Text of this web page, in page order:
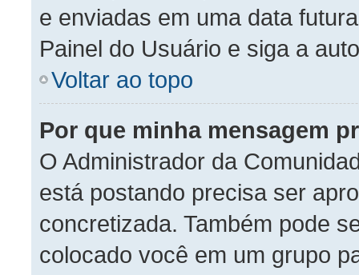
e enviadas em uma data
Painel do Usuário e siga a
Voltar ao topo
Por que minha mensagem
O Administrador da
está postando precisa ser
concretizada. Também pode
colocado você em um grupo